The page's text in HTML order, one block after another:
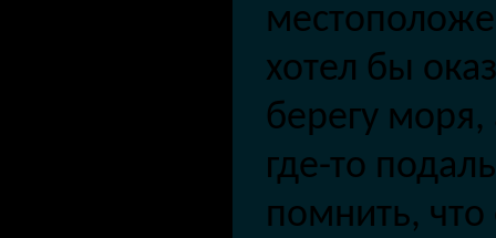
хотел бы
берегу моря,
где-то
помнить,